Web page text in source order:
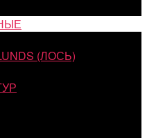
(ЛОСЬ)